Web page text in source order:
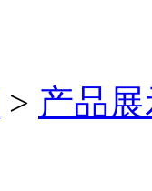
> 产品